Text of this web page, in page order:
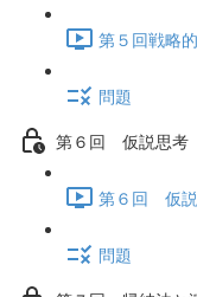
第５回戦略
問題
第６回 仮説思考
第６回 仮
問題